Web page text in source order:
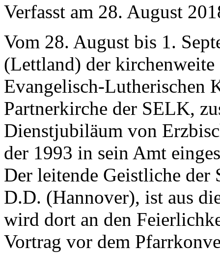
Verfasst am 28. August
Vom 28. August bis 1.
(Lettland) der
Evangelisch-Lutherischen
Partnerkirche der SELK,
Dienstjubiläum von
der 1993 in sein Amt
Der leitende Geistliche
D.D. (Hannover), ist aus
wird dort an den
Vortrag vor dem